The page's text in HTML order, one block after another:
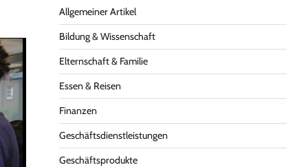
Allgemeiner Artikel
Bildung & Wissenschaft
Elternschaft & Familie
Essen & Reisen
Finanzen
Geschäftsdienstleistungen
Geschäftsprodukte